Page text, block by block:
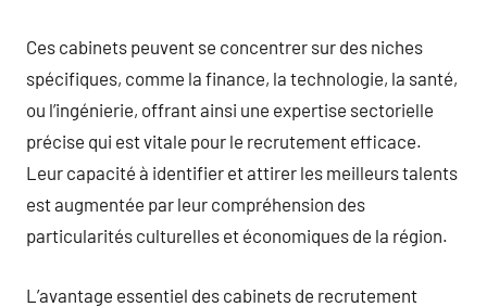
Ces cabinets peuvent se concentrer sur des niches
spécifiques, comme la finance, la technologie, la santé,
ou l’ingénierie, offrant ainsi une expertise sectorielle
précise qui est vitale pour le recrutement efficace.
Leur capacité à identifier et attirer les meilleurs talents
est augmentée par leur compréhension des
particularités culturelles et économiques de la région.
L’avantage essentiel des cabinets de recrutement